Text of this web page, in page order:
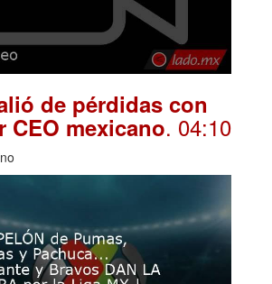
de pérdidas con
CEO mexicano. 04:10